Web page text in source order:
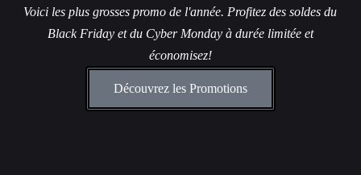
Voici les plus grosses promo de l'année. Profitez des soldes du
Black Friday et du Cyber Monday à durée limitée et
économisez!
Découvrez les Promotions